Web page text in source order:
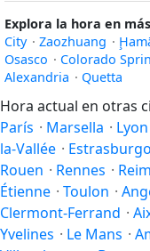
Explora la hora en
City · Zaozhuang ·
Osasco · Colorado
Alexandria · Quetta
Hora actual en otras
París · Marsella · Lyon
la-Vallée · Estrasburgo
Rouen · Rennes ·
Étienne · Toulon ·
Clermont-Ferrand ·
Yvelines · Le Mans ·